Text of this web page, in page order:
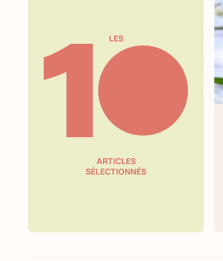
LES
ARTICLES
SÉLECTIONNÉS